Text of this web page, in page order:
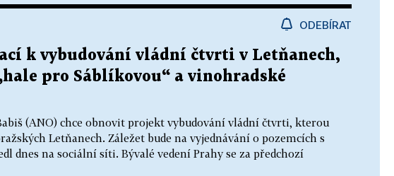
ODEBÍRAT
k vybudování vládní čtvrti v Letňanech,
pro Sáblíkovou“ a vinohradské
(ANO) chce obnovit projekt vybudování vládní čtvrti, kterou
Letňanech. Záležet bude na vyjednávání o pozemcích s
dnes na sociální síti. Bývalé vedení Prahy se za předchozí